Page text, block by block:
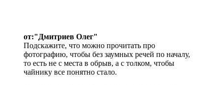
от:"Дмитриев Олег"
Подскажите, что можно прочитать про
фотографию, чтобы без заумных речей по началу,
то есть не с места в обрыв, а с толком, чтобы
чайнику все понятно стало.